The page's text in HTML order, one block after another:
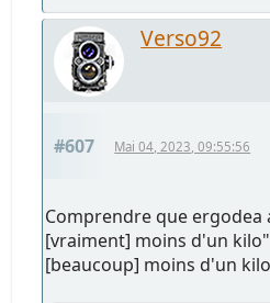
Verso92
#607 Mai 04, 2023, 09:55:56
Comprendre que ergodea
[vraiment] moins d'un
[beaucoup] moins d'un